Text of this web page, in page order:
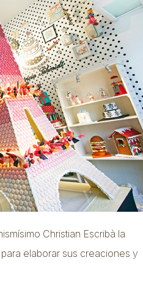
Christian Escribà la
elaborar sus creaciones y